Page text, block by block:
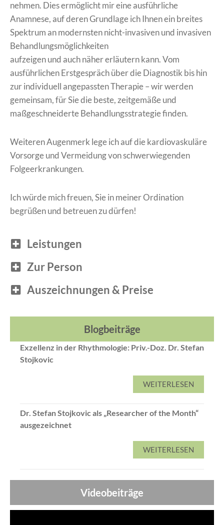
nehmen. Dies ermöglicht mir eine ausführliche
Anamnese, auf deren Grundlage ich Ihnen ein breites
Spektrum an modernsten nicht-invasiven und invasiven
Behandlungsmöglichkeiten
aufzeigen und auch näher erläutern kann. Vom
ausführlichen Erstgespräch über die Diagnostik bis hin
zur individuell angepassten Therapie – wir werden
gemeinsam, für Sie die beste, zeitgemäße und
maßgeschneiderte Behandlungsstrategie finden.
Weiteren Augenmerk lege ich auf die kardiovaskuläre
Vorsorge und Vermeidung von schwerwiegenden
Folgeerkrankungen.
Ich würde mich freuen, Sie in meiner Ordination
begrüßen und betreuen zu dürfen!
Leistungen
Zur Person
Auszeichnungen & Preise
Blogbeiträge
Exzellenz in der Rhythmologie: Priv.-Doz. Dr. Stefan
Stojkovic
WEITERLESEN
Dr. Stefan Stojkovic als „Researcher of the Month“
ausgezeichnet
WEITERLESEN
Videobeiträge